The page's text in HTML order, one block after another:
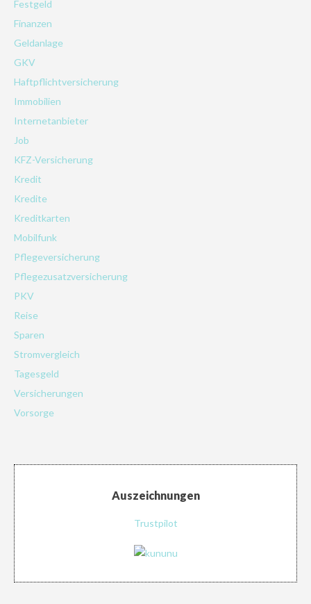
Festgeld
Finanzen
Geldanlage
GKV
Haftpflichtversicherung
Immobilien
Internetanbieter
Job
KFZ-Versicherung
Kredit
Kredite
Kreditkarten
Mobilfunk
Pflegeversicherung
Pflegezusatzversicherung
PKV
Reise
Sparen
Stromvergleich
Tagesgeld
Versicherungen
Vorsorge
Auszeichnungen
Trustpilot